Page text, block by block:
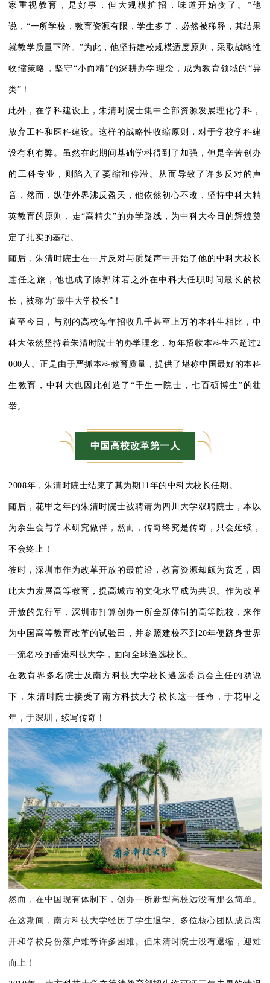
家重视教育，是好事，但大规模扩招，味道开始变了。”他
说，“一所学校，教育资源有限，学生多了，必然被稀释，其结果
就教学质量下降。”为此，他坚持建校规模适度原则，采取战略性
收缩策略，坚守“小而精”的深耕办学理念，成为教育领域的“异
类”！
此外，在学科建设上，朱清时院士集中全部资源发展理化学科，
放弃工科和医科建设。这样的战略性收缩原则，对于学校学科建
设有利有弊。虽然在此期间基础学科得到了加强，但是辛苦创办
的工科专业，则陷入了萎缩和停滞。从而导致了许多反对的声
音，然而，纵使外界沸反盈天，他依然初心不改，坚持中科大精
英教育的原则，走“高精尖”的办学路线，为中科大今日的辉煌奠
定了扎实的基础。
随后，朱清时院士在一片反对与质疑声中开始了他的中科大校长
连任之旅，他也成了除郭沫若之外在中科大任职时间最长的校
长，被称为“最牛大学校长”！
直至今日，与别的高校每年招收几千甚至上万的本科生相比，中
科大依然坚持着朱清时院士的办学理念，每年招收本科生不超过2
000人。正是由于严抓本科教育质量，提供了堪称中国最好的本科
生教育，中科大也因此创造了“千生一院士，七百硕博生”的壮
举。
中国高校改革第一人
2008年，朱清时院士结束了其为期11年的中科大校长任期。
随后，花甲之年的朱清时院士被聘请为四川大学双聘院士，本以
为余生会与学术研究做伴，然而，传奇终究是传奇，只会延续，
不会终止！
彼时，深圳市作为改革开放的最前沿，教育资源却颇为贫乏，因
此大力发展高等教育，提高城市的文化水平成为共识。作为改革
开放的先行军，深圳市打算创办一所全新体制的高等院校，来作
为中国高等教育改革的试验田，并参照建校不到20年便跻身世界
一流名校的香港科技大学，面向全球遴选校长。
在教育界多名院士及南方科技大学校长遴选委员会主任的劝说
下，朱清时院士接受了南方科技大学校长这一任命，于花甲之
年，于深圳，续写传奇！
然而，在中国现有体制下，创办一所新型高校远没有那么简单。
在这期间，南方科技大学经历了学生退学、多位核心团队成员离
开和学校身份落户难等许多困难。但朱清时院士没有退缩，迎难
而上 ！